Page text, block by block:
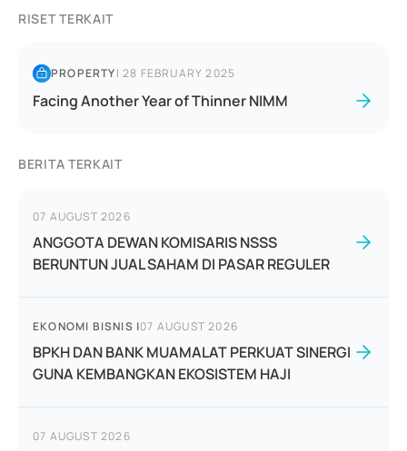
RISET TERKAIT
PROPERTY|28 FEBRUARY 2025
Facing Another Year of Thinner NIMM
BERITA TERKAIT
07 AUGUST 2026
ANGGOTA DEWAN KOMISARIS NSSS
BERUNTUN JUAL SAHAM DI PASAR REGULER
EKONOMI BISNIS |07 AUGUST 2026
BPKH DAN BANK MUAMALAT PERKUAT SINERGI
GUNA KEMBANGKAN EKOSISTEM HAJI
07 AUGUST 2026